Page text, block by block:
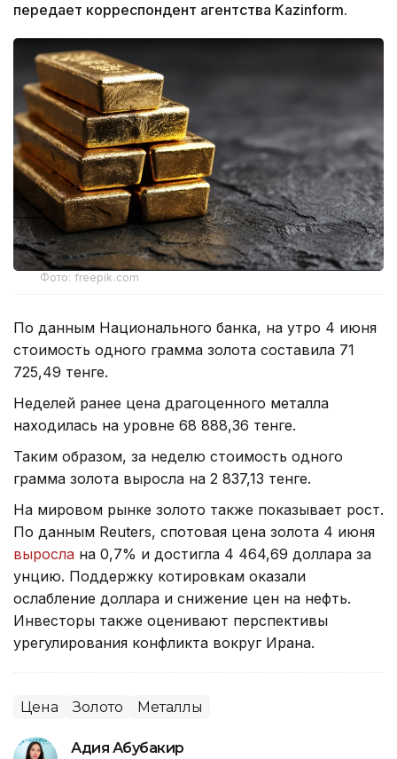
передает корреспондент агентства Kazinform.
Фото: freepik.com
По данным Национального банка, на утро 4 июня
стоимость одного грамма золота составила 71
725,49 тенге.
Неделей ранее цена драгоценного металла
находилась на уровне 68 888,36 тенге.
Таким образом, за неделю стоимость одного
грамма золота выросла на 2 837,13 тенге.
На мировом рынке золото также показывает рост.
По данным Reuters, спотовая цена золота 4 июня
выросла на 0,7% и достигла 4 464,69 доллара за
унцию. Поддержку котировкам оказали
ослабление доллара и снижение цен на нефть.
Инвесторы также оценивают перспективы
урегулирования конфликта вокруг Ирана.
Цена Золото Металлы
Адия Абубакир